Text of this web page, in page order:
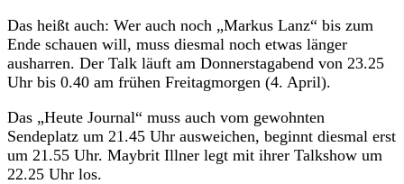
Das heißt auch: Wer auch noch „Markus Lanz“ bis zum
Ende schauen will, muss diesmal noch etwas länger
ausharren. Der Talk läuft am Donnerstagabend von 23.25
Uhr bis 0.40 am frühen Freitagmorgen (4. April).
Das „Heute Journal“ muss auch vom gewohnten
Sendeplatz um 21.45 Uhr ausweichen, beginnt diesmal erst
um 21.55 Uhr. Maybrit Illner legt mit ihrer Talkshow um
22.25 Uhr los.